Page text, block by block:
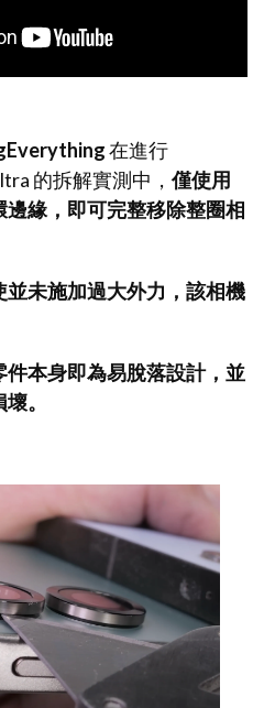
在進行
的拆解實測中，僅使用
緣，即可完整移除整圈相
並未施加過大外力，該相機
件本身即為易脫落設計，並
。